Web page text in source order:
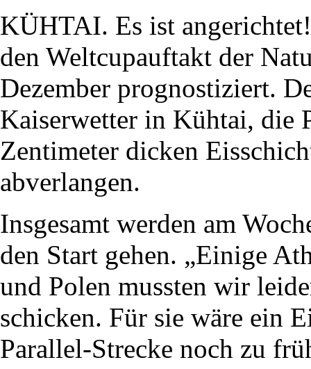
KÜHTAI. Es ist
den Weltcupauftakt der
Dezember prognostiziert.
Kaiserwetter in Kühtai, die
Zentimeter dicken
abverlangen.
Insgesamt werden am
den Start gehen. „Einige
und Polen mussten wir
schicken. Für sie wäre ein
Parallel-Strecke noch zu